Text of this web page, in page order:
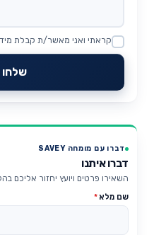
Website
קראתי ואני מאשר/ת קבלת מידע
שלחו
דברו עם מומחה SAVEY
דברו איתנו
השאירו פרטים ויועץ יחזור אליכם
שם מלא*